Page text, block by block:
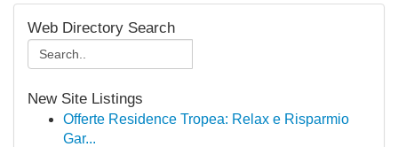
Web Directory Search
New Site Listings
Offerte Residence Tropea: Relax e Risparmio
Gar...